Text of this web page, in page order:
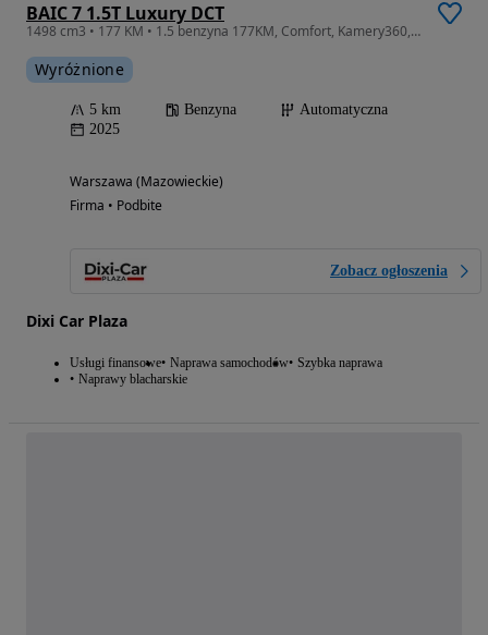
BAIC 7 1.5T Luxury DCT
1498 cm3 • 177 KM • 1.5 benzyna 177KM, Comfort, Kamery360, masaże
Wyróżnione
5 km Benzyna
Automatyczna
2025
Warszawa (Mazowieckie)
Firma • Podbite
Zobacz ogłoszenia
Dixi Car Plaza
Usługi finansowe Naprawa samochodów Szybka naprawa
Naprawy blacharskie